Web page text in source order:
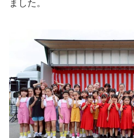
ました。